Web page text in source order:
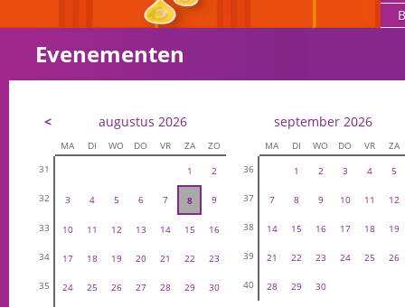
Evenementen
< augustus 2026
MA DI WO DO VR ZA
ZO
31
1 2
32 3 4 5 6 7 8 9
33 10 11 12 13 14 15 16
34 17 18 19 20 21 22 23
35 24 25 26 27 28 29 30
september 2026
MA DI WO DO VR
ZA
36
1 2 3 4 5
37 7 8 9 10 11 12
38 14 15 16 17 18 19
39 21 22 23 24 25 26
40 28 29 30